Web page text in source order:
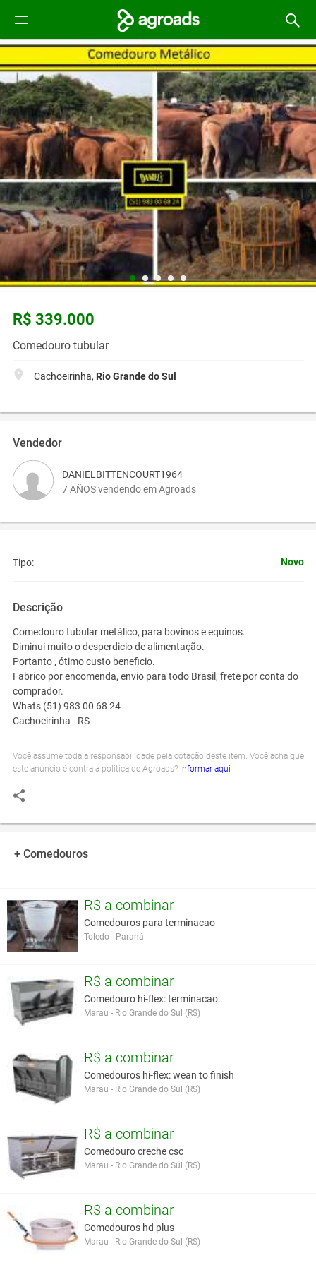
R$ 339.000
Comedouro tubular
Cachoeirinha, Rio Grande do Sul
Vendedor
DANIELBITTENCOURT1964
7 AÑOS vendendo em Agroads
Tipo: Novo
Descrição
Comedouro tubular metálico, para bovinos e equinos.
Diminui muito o desperdicio de alimentação.
Portanto , ótimo custo beneficio.
Fabrico por encomenda, envio para todo Brasil, frete por conta do
comprador.
Whats (51) 983 00 68 24
Cachoeirinha - RS
Você assume toda a responsabilidade pela cotação deste item. Você acha que
este anúncio é contra a política de Agroads? Informar aqui
+ Comedouros
R$ a combinar
Comedouros para terminacao
Toledo - Paraná
R$ a combinar
Comedouro hi-flex: terminacao
Marau - Rio Grande do Sul (RS)
R$ a combinar
Comedouros hi-flex: wean to finish
Marau - Rio Grande do Sul (RS)
R$ a combinar
Comedouro creche csc
Marau - Rio Grande do Sul (RS)
R$ a combinar
Comedouros hd plus
Marau - Rio Grande do Sul (RS)